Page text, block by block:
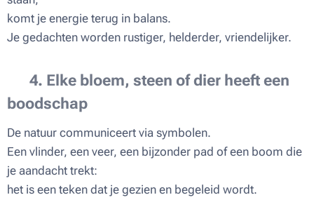
komt je energie terug in balans.
Je gedachten worden rustiger, helderder, vriendelijker.
4. Elke bloem, steen of dier heeft een
boodschap
De natuur communiceert via symbolen.
Een vlinder, een veer, een bijzonder pad of een boom die
je aandacht trekt:
het is een teken dat je gezien en begeleid wordt.